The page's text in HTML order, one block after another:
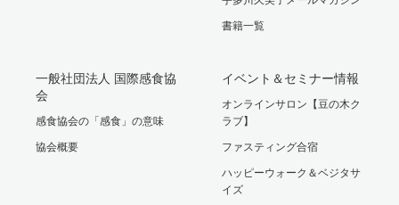
書籍一覧
一般社団法人 国際感食協
会
感食協会の「感食」の意味
協会概要
イベント＆セミナー情報
オンラインサロン【豆の木ク
ラブ】
ファスティング合宿
ハッピーウォーク＆ベジタサ
イズ